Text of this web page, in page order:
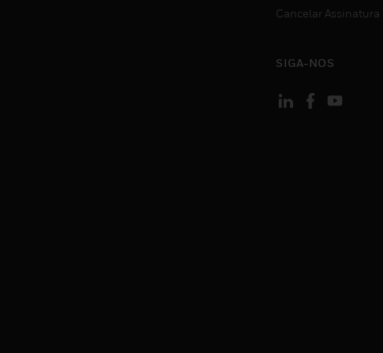
Cancelar Assinatura
SIGA-NOS